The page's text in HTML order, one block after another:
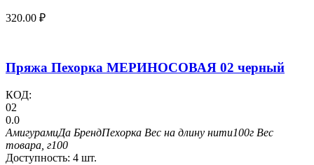
320.00 ₽
Пряжа Пехорка МЕРИНОСОВАЯ 02 черный
КОД:
02
0.0
АмигурамиДа БрендПехорка Вес на длину нити100г Вес
товара, г100
Доступность: 4 шт.